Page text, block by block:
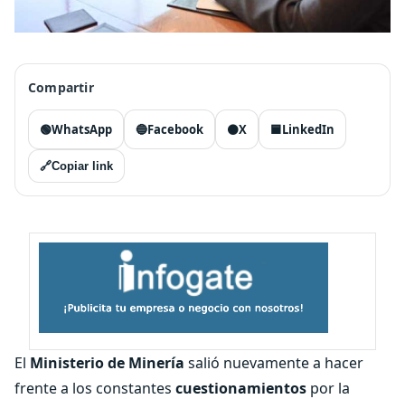
Compartir
🟢WhatsApp 🔵Facebook ⚫X 🟦LinkedIn
🔗Copiar link
El Ministerio de Minería salió nuevamente a hacer
frente a los constantes cuestionamientos por la